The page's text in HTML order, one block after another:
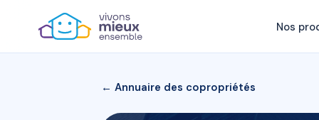
Nos
← Annuaire des copropriétés